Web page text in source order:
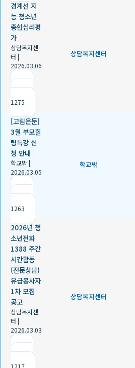
경계선 지
능 청소년
종합심리평
가
상담복지센
터 |
2026.03.06
|
1275
상담복지센터
[고립은둔]
3월 부모힐
링특강 신
청 안내
학교밖|
2026.03.05
|
1263
학교밖
2026년 청
소년전화
1388 주간
시간활동
(전문상담)
유급봉사자
1차 모집
공고
상담복지센
터 |
2026.03.03
|
상담복지센터